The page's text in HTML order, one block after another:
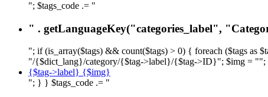
"; $tags_code .= "
" . getLanguageKey("categories_label",
"; if (is_array($tags) && count($tags) > 0) { foreach ($tags
"/{$dict_lang}/category/{$tag->label}/{$tag->ID}"; $img = "";
{$tag->label} {$img}
"; } } $tags_code .= "